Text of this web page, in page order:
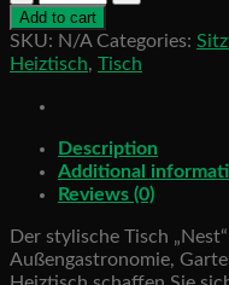
-
Tischfuß
ohne
quantity
Add to cart
SKU: N/A Categories:
Heiztisch, Tisch
Description
Additional
Reviews (0)
Der stylische Tisch
Außengastronomie,